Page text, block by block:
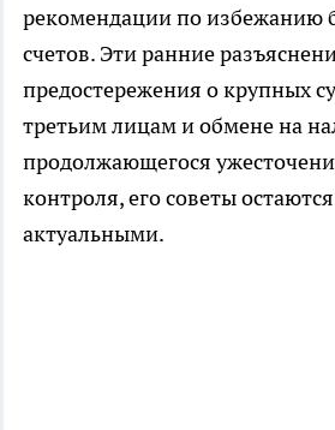
рекомендации по избежанию
счетов. Эти ранние
предостережения о крупных
третьим лицам и обмене на
продолжающегося
контроля, его советы
актуальными.